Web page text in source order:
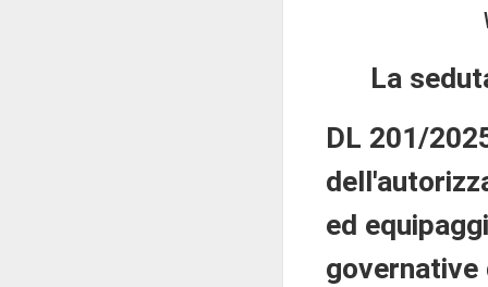
La
DL 201/
ed
governative